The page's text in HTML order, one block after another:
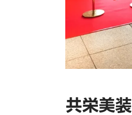
共栄美